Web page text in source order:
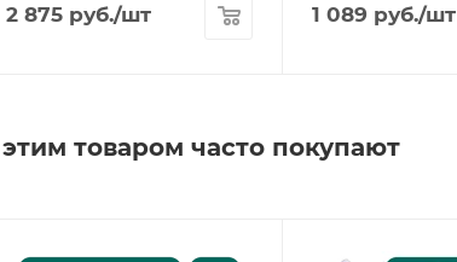
2 875 руб./шт 1 089 руб./шт
товаром часто покупают